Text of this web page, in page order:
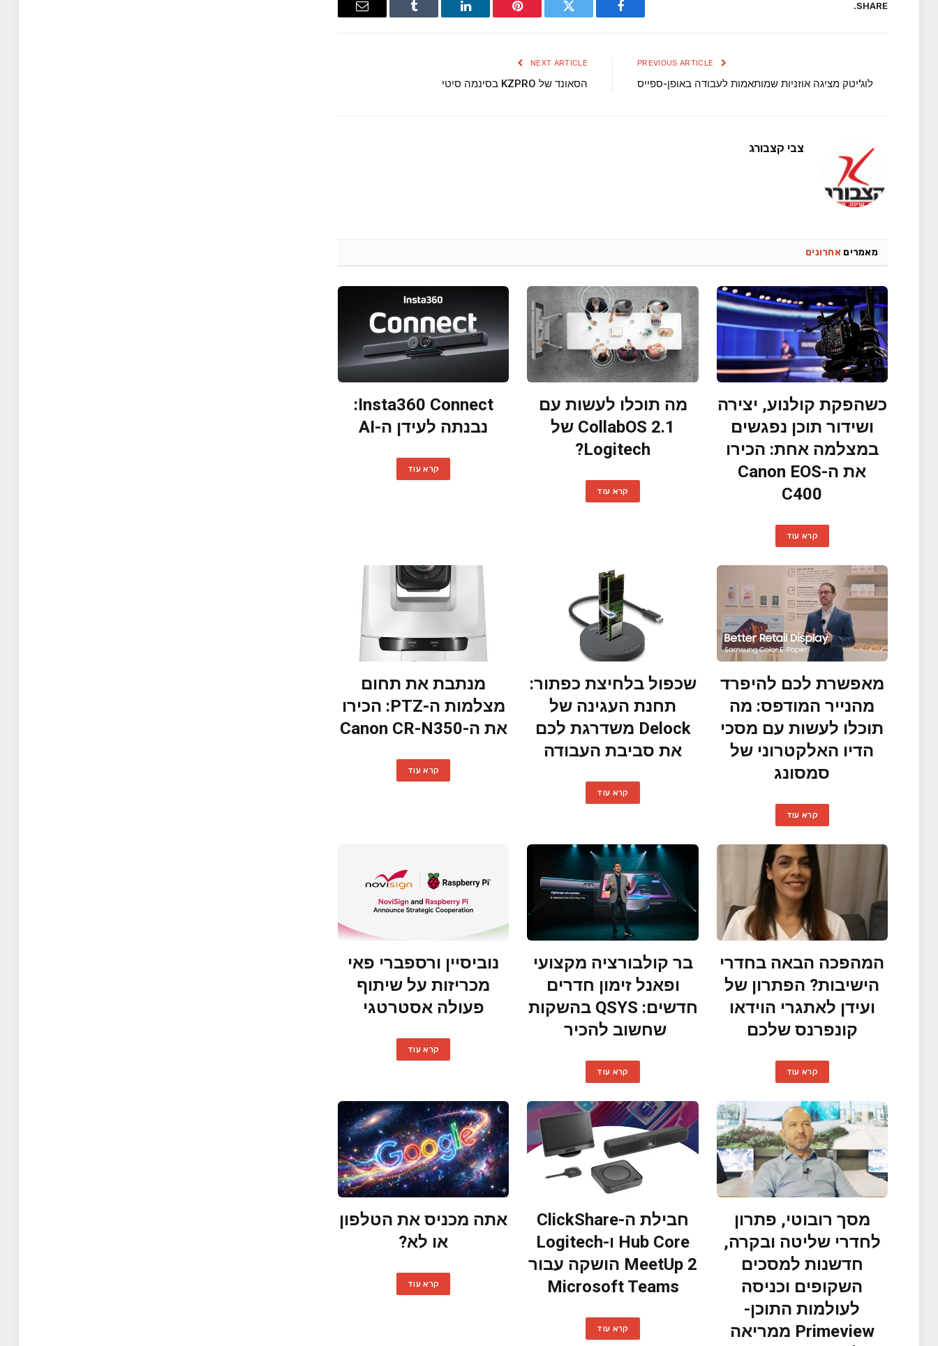
SHARE.
Facebook
Twitter
Pinterest
LinkedIn
Tumblr
Email
לוג'יטק מציגה אוזניות שמותאמות לעבודה באופן-ספייס
NEXT ARTICLE
הסאונד של KZPRO בסינמה סיטי
צבי קצבורג
מאמרים אחרונים
כשהפקת קולנוע, יצירה
ושידור תוכן נפגשים
במצלמה אחת: הכירו
את ה-Canon EOS
C400
קרא עוד
מה תוכלו לעשות עם
CollabOS 2.1 של
Logitech?
קרא עוד
Insta360 Connect:
נבנתה לעידן ה-AI
קרא עוד
מאפשרת לכם להיפרד
מהנייר המודפס: מה
תוכלו לעשות עם מסכי
הדיו האלקטרוני של
סמסונג
קרא עוד
שכפול בלחיצת כפתור:
תחנת העגינה של
Delock משדרגת לכם
את סביבת העבודה
קרא עוד
מנתבת את תחום
מצלמות ה-PTZ: הכירו
את ה-Canon CR-N350
קרא עוד
המהפכה הבאה בחדרי
הישיבות? הפתרון של
ועידן לאתגרי הוידאו
קונפרנס שלכם
קרא עוד
בר קולבורציה מקצועי
ופאנל זימון חדרים
חדשים: QSYS בהשקות
שחשוב להכיר
קרא עוד
נוביסיין ורספברי פאי
מכריזות על שיתוף
פעולה אסטרטגי
קרא עוד
מסך רובוטי, פתרון
לחדרי שליטה ובקרה,
חדשנות למסכים
השקופים וכניסה
לעולמות התוכן-
Primeview ממריאה
חבילת ה-ClickShare
Hub Core ו-Logitech
MeetUp 2 הושקה עבור
Microsoft Teams
קרא עוד
אתה מכניס את הטלפון
או לא?
קרא עוד